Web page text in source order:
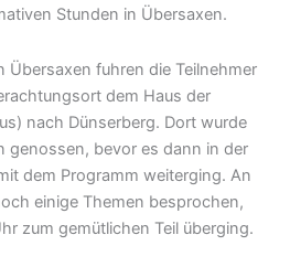
Stunden in Übersaxen.
Übersaxen fuhren die Teilnehmer
dem Haus der
nach Dünserberg. Dort wurde
genossen, bevor es dann in der
dem Programm weiterging. An
einige Themen besprochen,
zum gemütlichen Teil überging.